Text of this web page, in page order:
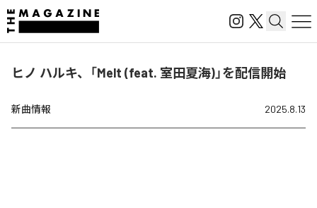
ヒノ ハルキ、「Melt (feat. 室田夏海)」を配信開始
新曲情報 2025.8.13